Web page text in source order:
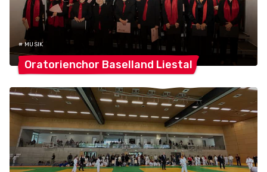
# MUSIK
Oratorienchor Baselland Liestal